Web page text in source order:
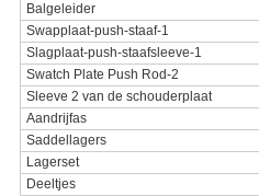
Balgeleider
Swapplaat-push-staaf-1
Slagplaat-push-staafsleeve-1
Swatch Plate Push Rod-2
Sleeve 2 van de schouderplaat
Aandrijfas
Saddellagers
Lagerset
Deeltjes